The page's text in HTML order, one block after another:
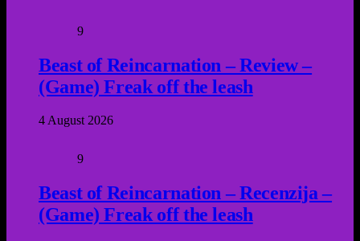
9
Beast of Reincarnation – Review –
(Game) Freak off the leash
4 August 2026
9
Beast of Reincarnation – Recenzija –
(Game) Freak off the leash